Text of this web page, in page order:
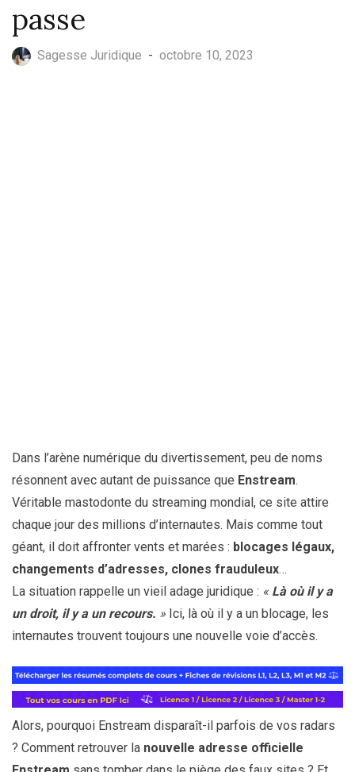
passe
Sagesse Juridique - octobre 10, 2023
Dans l’arène numérique du divertissement, peu de noms
résonnent avec autant de puissance que Enstream.
Véritable mastodonte du streaming mondial, ce site attire
chaque jour des millions d’internautes. Mais comme tout
géant, il doit affronter vents et marées : blocages légaux,
changements d’adresses, clones frauduleux…
La situation rappelle un vieil adage juridique : « Là où il y a
un droit, il y a un recours. » Ici, là où il y a un blocage, les
internautes trouvent toujours une nouvelle voie d’accès.
Alors, pourquoi Enstream disparaît-il parfois de vos radars
? Comment retrouver la nouvelle adresse officielle